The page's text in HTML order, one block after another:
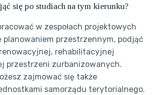
się po studiach na tym kierunku?
w zespołach projektowych
planowaniem przestrzennym, podjąć
rehabilitacyjnej
przestrzeni zurbanizowanych.
zajmować się także
samorządu terytorialnego.